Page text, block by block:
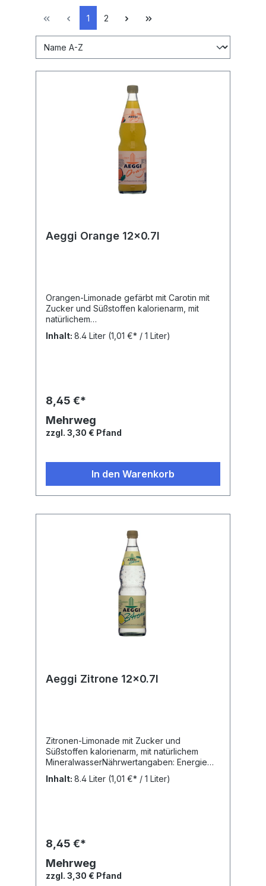
1 2
Aeggi Orange 12x0.7l
Orangen-Limonade gefärbt mit Carotin mit
Zucker und Süßstoffen kalorienarm, mit
natürlichem
MineralwasserNährwertangaben: Energie
(Brennwert kJ) 67,00 kJ Energie (Brennwert
Zucker, Kohlensäure, Säuerungsmittel
Citronensäure, Süßstoffe Natriumcyclamat,
Acesulfam-K, Aspartam* und Saccharin-
Natrium, natürliche Aromen,
Carotin. *Enthält eine Phenylalaninquelle
Inhalt: 8.4 Liter (1,01 €* / 1 Liter)
8,45 €*
Mehrweg
zzgl. 3,30 € Pfand
In den Warenkorb
Aeggi Zitrone 12x0.7l
Zitronen-Limonade mit Zucker und
Süßstoffen kalorienarm, mit natürlichem
MineralwasserNährwertangaben: Energie
kcal) 14,10 Kcal Fett 0,10 G davon gesättigte
Aspartam, Acesulfam K und Saccharin-
Natrium, natürliches Zitronenaroma
Inhalt: 8.4 Liter (1,01 €* / 1 Liter)
8,45 €*
Mehrweg
zzgl. 3,30 € Pfand